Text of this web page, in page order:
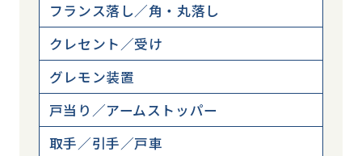
フランス落し／角・丸落し
クレセント／受け
グレモン装置
戸当り／アームストッパー
取手／引手／戸車